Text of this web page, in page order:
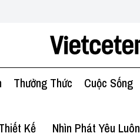
Thưởng Thức Cuộc Sống
Kế Nhìn Phát Yêu Luôn